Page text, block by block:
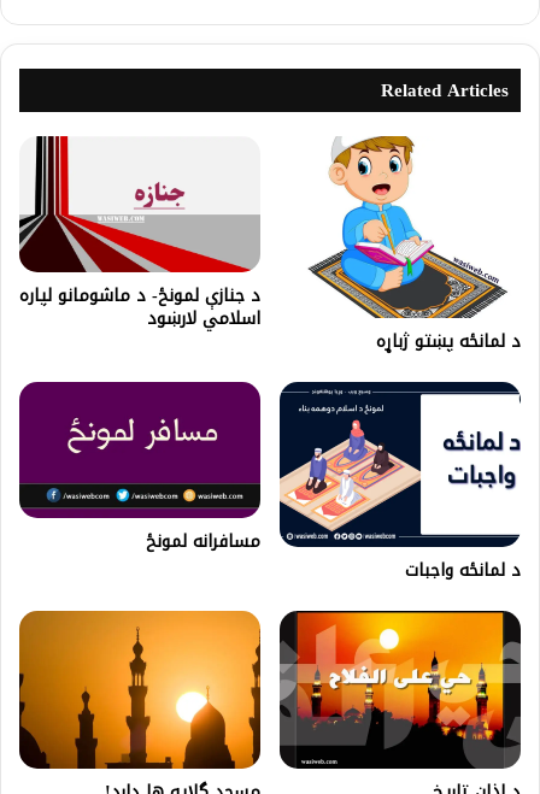
Related Articles
د لمانځه پښتو ژباړه
د جنازې لمونځ- د ماشومانو لپاره
اسلامي لارښود
د لمانځه واجبات
مسافرانه لمونځ